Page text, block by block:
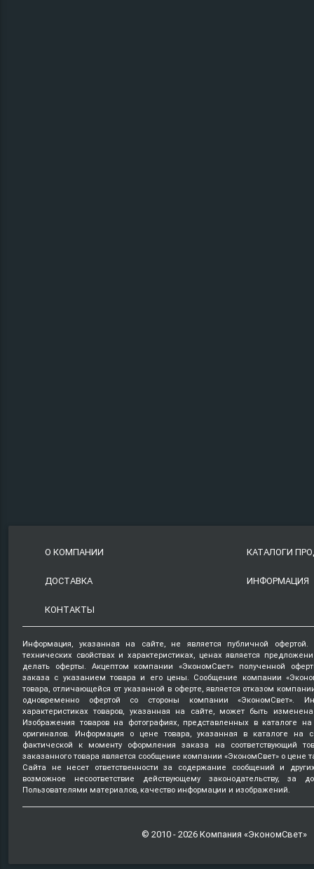
О КОМПАНИИ КАТАЛОГИ
ДОСТАВКА ИНФОРМАЦИЯ
КОНТАКТЫ
Информация, указанная на сайте, не является публичной
технических свойствах и характеристиках, ценах является
делать оферты. Акцептом компании «ЭкономСвет» полученной
заказа с указанием товара и его цены. Сообщение компании
товара, отличающейся от указанной в оферте, является отказом
одновременно офертой со стороны компании «ЭкономСвет».
характеристиках товаров, указанная на сайте, может быть
Изображения товаров на фотографиях, представленных в каталоге на
оригиналов. Информация о цене товара, указанная в каталоге на
фактической к моменту оформления заказа на соответствующий
заказанного товара является сообщение компании «ЭкономСвет» о цене
Сайта не несет ответственности за содержание сообщений и
возможное несоответствие действующему законодательству, за
Пользователями материалов, качество информации и изображений.
© 2010 - 2026 Компания «ЭкономСвет»